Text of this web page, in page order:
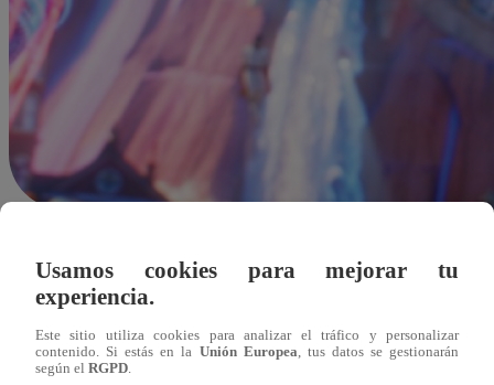
14 de julio 2021
Han pasado 25 años desde que la leyenda del baloncesto
en su propia película en
Usamos cookies para mejorar tu
experiencia.
Este sitio utiliza cookies para analizar el tráfico y personalizar
contenido. Si estás en la Unión Europea , tus datos se gestionarán
según el RGPD